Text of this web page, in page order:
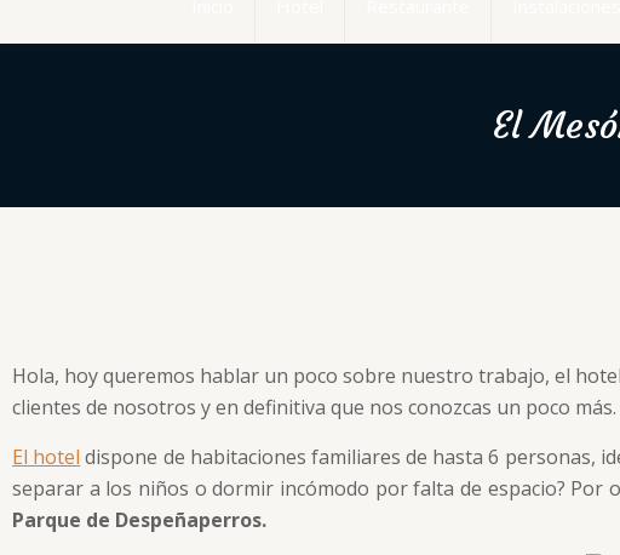
El
Hola, hoy queremos hablar un poco sobre nuestro trabajo, el
clientes de nosotros y en definitiva que nos conozcas un poco más.
El hotel dispone de habitaciones familiares de hasta 6 personas,
separar a los niños o dormir incómodo por falta de espacio?
Parque de Despeñaperros.